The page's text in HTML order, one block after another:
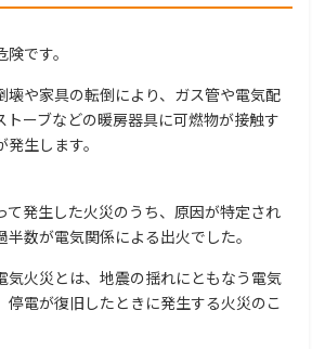
です。
壊や家具の転倒により、ガス管や電気配
トーブなどの暖房器具に可燃物が接触す
生します。
て発生した火災のうち、原因が特定され
数が電気関係による出火でした。
気火災とは、地震の揺れにともなう電気
停電が復旧したときに発生する火災のこ